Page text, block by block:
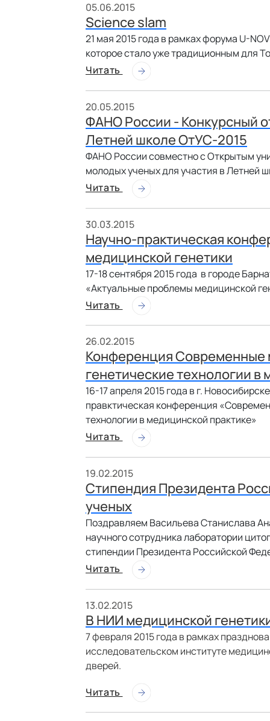
05.06.2015
Science slam
21 мая 2015 года в рамках форума U-
которое стало уже традиционным для
Читать
20.05.2015
ФАНО России - Конкурсный
Летней школе ОтУС-2015
ФАНО России совместно с Открытым
молодых ученых для участия в Летней
Читать
30.03.2015
Научно-практическая
медицинской генетики
17-18 сентября 2015 года в городе
«Актуальные проблемы медицинской
Читать
26.02.2015
Конференция Современные
генетические технологии в
16-17 апреля 2015 года в г.
правктическая конференция
технологии в медицинской практике»
Читать
19.02.2015
Cтипендия Президента
ученых
Поздравляем Васильева Станислава
научного сотрудника лаборатории
стипендии Президента Российской
Читать
13.02.2015
В НИИ медицинской
7 февраля 2015 года в рамках
исследовательском институте
дверей.
Читать